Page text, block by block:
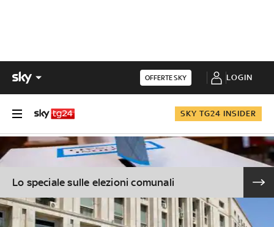
OFFERTE SKY LOGIN
SKY TG24 INSIDER
Lo speciale sulle elezioni comunali